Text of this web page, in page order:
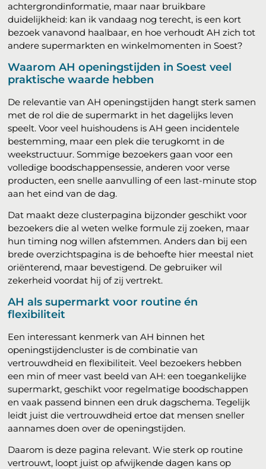
achtergrondinformatie, maar naar bruikbare
duidelijkheid: kan ik vandaag nog terecht, is een kort
bezoek vanavond haalbaar, en hoe verhoudt AH zich tot
andere supermarkten en winkelmomenten in Soest?
Waarom AH openingstijden in Soest veel
praktische waarde hebben
De relevantie van AH openingstijden hangt sterk samen
met de rol die de supermarkt in het dagelijks leven
speelt. Voor veel huishoudens is AH geen incidentele
bestemming, maar een plek die terugkomt in de
weekstructuur. Sommige bezoekers gaan voor een
volledige boodschappensessie, anderen voor verse
producten, een snelle aanvulling of een last-minute stop
aan het eind van de dag.
Dat maakt deze clusterpagina bijzonder geschikt voor
bezoekers die al weten welke formule zij zoeken, maar
hun timing nog willen afstemmen. Anders dan bij een
brede overzichtspagina is de behoefte hier meestal niet
oriënterend, maar bevestigend. De gebruiker wil
zekerheid voordat hij of zij vertrekt.
AH als supermarkt voor routine én
flexibiliteit
Een interessant kenmerk van AH binnen het
openingstijdencluster is de combinatie van
vertrouwdheid en flexibiliteit. Veel bezoekers hebben
een min of meer vast beeld van AH: een toegankelijke
supermarkt, geschikt voor regelmatige boodschappen
en vaak passend binnen een druk dagschema. Tegelijk
leidt juist die vertrouwdheid ertoe dat mensen sneller
aannames doen over de openingstijden.
Daarom is deze pagina relevant. Wie sterk op routine
vertrouwt, loopt juist op afwijkende dagen kans op